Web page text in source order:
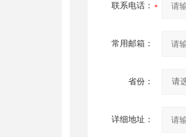
联系电话：
常用邮箱：
省份：
详细地址：